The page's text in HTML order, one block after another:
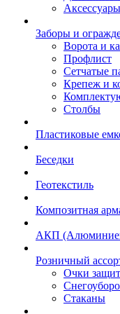
Заборы и
Ворота и
Профлист
Сетчатые
Крепеж и
Столбы
Пластиковые
Беседки
Геотекстиль
Композитная
АКП
Розничный
Очки
Стаканы